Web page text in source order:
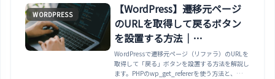
WORDPRESS
【WordPress】遷移元ページ
のURLを取得して戻るボタン
を設置する方法｜
wp_get_referer・
history.back
WordPressで遷移元ページ（リファラ）のURLを
取得して「戻る」ボタンを設置する方法を解説し
ます。PHPのwp_get_refererを使う方法と、